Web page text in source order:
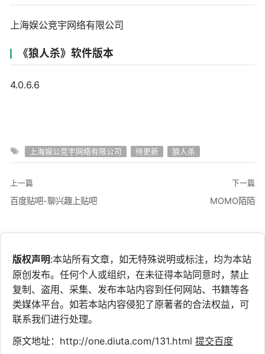
上海娱公竞宇网络有限公司
《狼人杀》软件版本
4.0.6.6
上海娱公竞宇网络有限公司 待更新 狼人杀
上一篇
百度贴吧-聊兴趣上贴吧
下一篇
MOMO陌陌
版权声明:本站所有文章，如无特殊说明或标注，均为本站
原创发布。任何个人或组织，在未征得本站同意时，禁止
复制、盗用、采集、发布本站内容到任何网站、书籍等各
类媒体平台。如若本站内容侵犯了原著者的合法权益，可
联系我们进行处理。
原文地址：http://one.diuta.com/131.html 提交百度